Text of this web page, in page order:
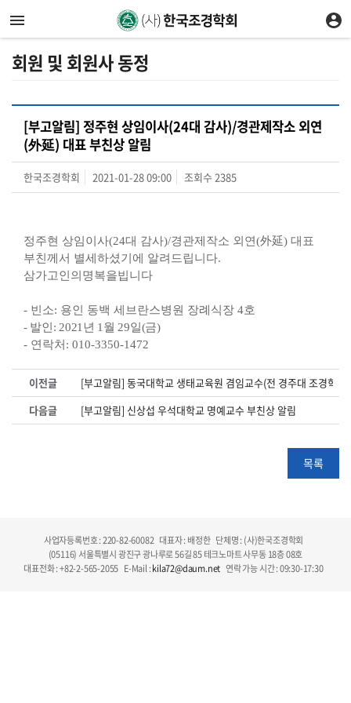
회원 및 회원사 동정
[부고알림] 정주현 상임이사(24대 감사)/경관제작소 외연
(外延) 대표 부친상 알림
한국조경학회 2021-01-28 09:00 조회수 2385
정주현 상임이사(24대 감사)/경관제작소 외연(外延) 대표
부친께서 별세하셨기에 알려드립니다.
삼가고인의명복을빕니다
- 빈소: 용인 동백 세브란스병원 장례식장 4호
- 발인: 2021년 1월 29일(금)
- 연락처: 010-3350-1472
이전글
[부고알림] 동국대학교 생태교육원 겸임교수(전 경주대 조경학과
다음글
[부고알림] 신상섭 우석대학교 명예교수 부친상 알림
목록
사업자등록번호 : 220-82-60082 대표자 : 배정한 단체명 : (사)한국조경학회
(05116) 서울특별시 광진구 광나루로 56길 85 테크노마트 사무동 18층 08호
대표전화 : +82-2-565-2055 E-Mail :kila72@daum.net 연락 가능 시간 : 09:30-17:30